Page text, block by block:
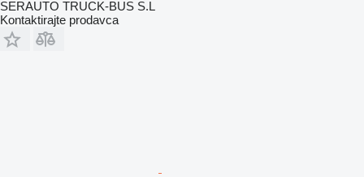
SERAUTO TRUCK-BUS S.L
Kontaktirajte prodavca